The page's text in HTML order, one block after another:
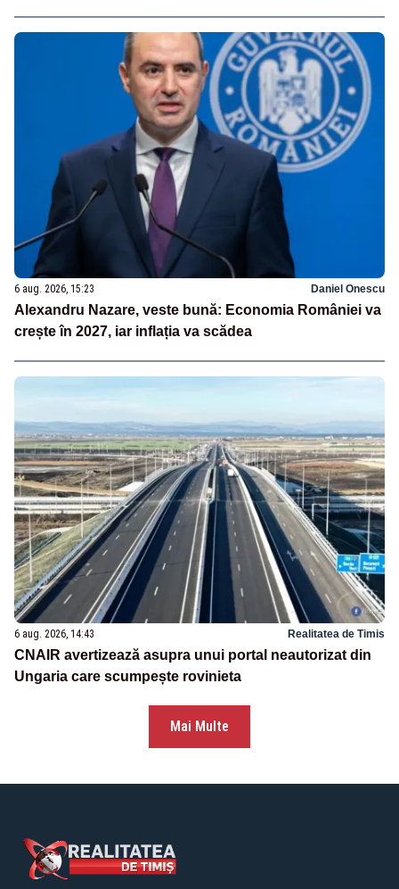
6 aug. 2026, 15:23 Daniel Onescu
Alexandru Nazare, veste bună: Economia României va
crește în 2027, iar inflația va scădea
6 aug. 2026, 14:43 Realitatea de Timis
CNAIR avertizează asupra unui portal neautorizat din
Ungaria care scumpește rovinieta
Mai Multe